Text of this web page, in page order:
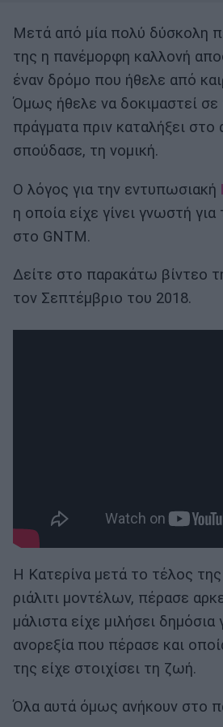
Μετά από μία πολύ δύσκολη
της η πανέμορφη καλλονή
έναν δρόμο που ήθελε από
Όμως ήθελε να δοκιμαστεί
πράγματα πριν καταλήξει στο
σπούδασε, τη νομική.
Ο λόγος για την εντυπωσιακή
η οποία είχε γίνει γνωστή
στο GNTM.
Δείτε στο παρακάτω βίντεο
τον Σεπτέμβριο του 2018.
Η Κατερίνα μετά το τέλος
ριάλιτι μοντέλων, πέρασε
μάλιστα είχε μιλήσει δημόσια
ανορεξία που πέρασε και
της είχε στοιχίσει τη ζωή.
Όλα αυτά όμως ανήκουν στο